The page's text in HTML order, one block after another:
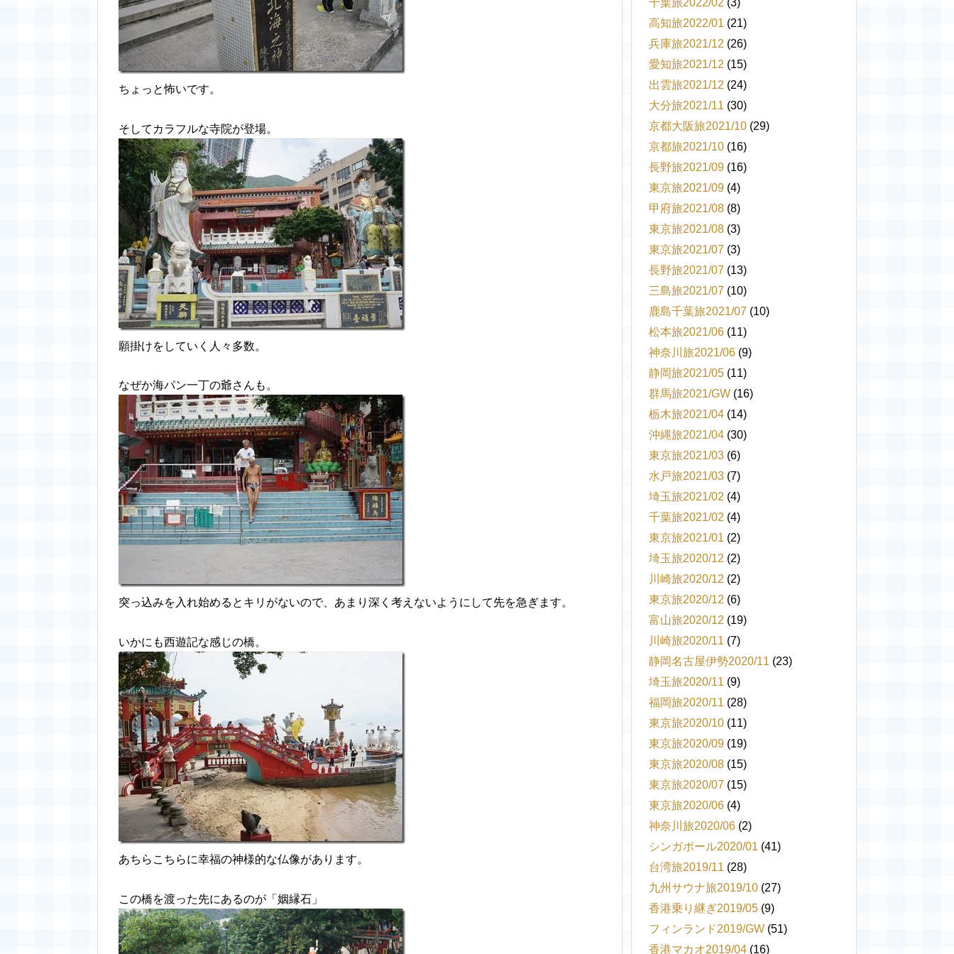
ちょっと怖いです。
そしてカラフルな寺院が登場。
願掛けをしていく人々多数。
なぜか海パン一丁の爺さんも。
突っ込みを入れ始めるとキリがないので、あまり深く考えないようにして先を急ぎます。
いかにも西遊記な感じの橋。
あちらこちらに幸福の神様的な仏像があります。
この橋を渡った先にあるのが「姻縁石」
千葉旅2022/02 (3)
高知旅2022/01 (21)
兵庫旅2021/12 (26)
愛知旅2021/12 (15)
出雲旅2021/12 (24)
大分旅2021/11 (30)
京都大阪旅2021/10 (29)
京都旅2021/10 (16)
長野旅2021/09 (16)
東京旅2021/09 (4)
甲府旅2021/08 (8)
東京旅2021/08 (3)
東京旅2021/07 (3)
長野旅2021/07 (13)
三島旅2021/07 (10)
鹿島千葉旅2021/07 (10)
松本旅2021/06 (11)
神奈川旅2021/06 (9)
静岡旅2021/05 (11)
群馬旅2021/GW (16)
栃木旅2021/04 (14)
沖縄旅2021/04 (30)
東京旅2021/03 (6)
水戸旅2021/03 (7)
埼玉旅2021/02 (4)
千葉旅2021/02 (4)
東京旅2021/01 (2)
埼玉旅2020/12 (2)
川崎旅2020/12 (2)
東京旅2020/12 (6)
富山旅2020/12 (19)
川崎旅2020/11 (7)
静岡名古屋伊勢2020/11 (23)
埼玉旅2020/11 (9)
福岡旅2020/11 (28)
東京旅2020/10 (11)
東京旅2020/09 (19)
東京旅2020/08 (15)
東京旅2020/07 (15)
東京旅2020/06 (4)
神奈川旅2020/06 (2)
シンガポール2020/01 (41)
台湾旅2019/11 (28)
九州サウナ旅2019/10 (27)
香港乗り継ぎ2019/05 (9)
フィンランド2019/GW (51)
香港マカオ2019/04 (16)